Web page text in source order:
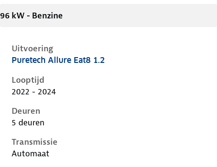
96 kW - Benzine
Uitvoering
Peugeot 408 i, 1.2, 96 kW, Benzine, 5 deuren
Puretech Allure Eat8 1.2
Looptijd
2022 - 2024
Deuren
5 deuren
Transmissie
Automaat